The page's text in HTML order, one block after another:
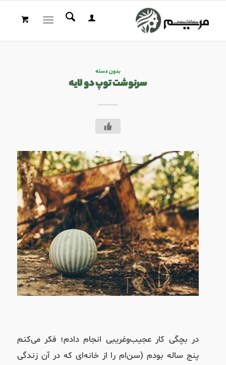
بدون دسته
سرنوشت توپ دو لایه
در بچگی کار عجیب‌وغریبی انجام دادم؛ فکر می‌کنم
پنج ساله بودم (سن‌ام را از خانه‌ای که در آن زندگی